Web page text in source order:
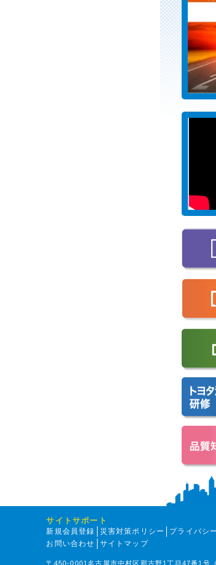
サイトサポート
新規会員登録 災害対策ポリシー プライバシ
お問い合わせ
サイトマップ
〒450-0001名古屋市中村区那古野1丁目47番1号